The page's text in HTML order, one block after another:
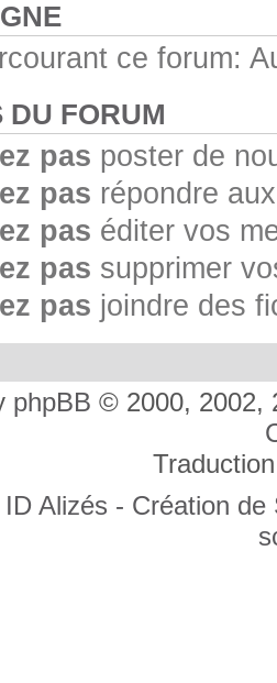
ce forum:
DU FORUM
pas poster de
pas répondre
pas éditer vos
pas supprimer
pas joindre des
phpBB © 2000, 2002,
ID Alizés - Création